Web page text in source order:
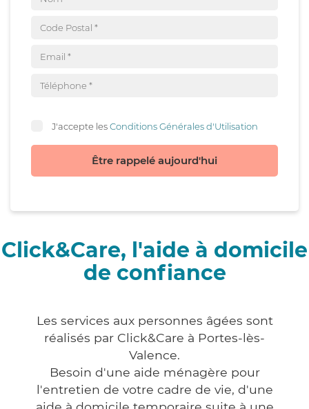
J'accepte lesConditions Générales d'Utilisation
Être rappelé aujourd'hui
Click&Care, l'aide à domicile
de confiance
Les services aux personnes âgées sont
réalisés par Click&Care à Portes-lès-
Valence.
Besoin d'une aide ménagère pour
l'entretien de votre cadre de vie, d'une